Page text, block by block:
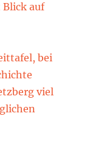
auf
bei
viel